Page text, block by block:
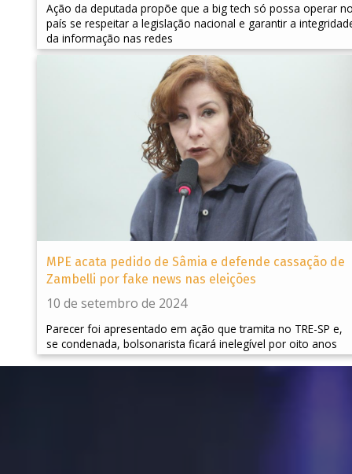
Ação da deputada propõe que a big tech só possa operar
país se respeitar a legislação nacional e garantir a
da informação nas redes
MPE acata pedido de Sâmia e defende cassação de
Zambelli por fake news nas eleições
10 de setembro de 2024
Parecer foi apresentado em ação que tramita no TRE-SP e,
se condenada, bolsonarista ficará inelegível por oito anos